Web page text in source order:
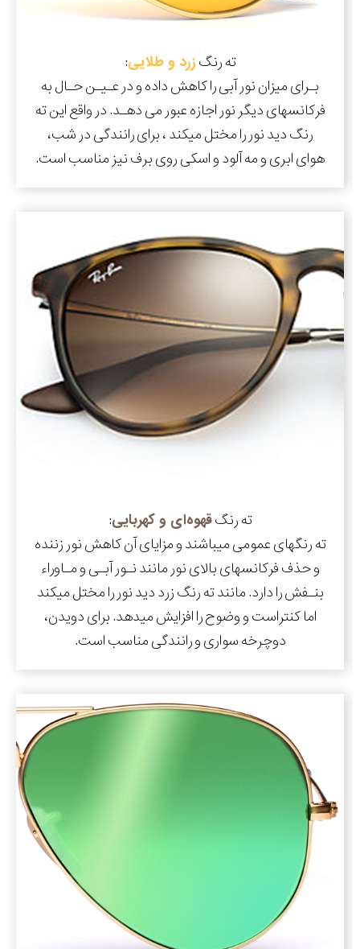
ته رنگزرد و طلایی:
بـرای میزان نور آبی را کاهش داده و در عـیـن حـال به
فرکانسهای دیگر نور اجازه عبور می دهـد. در واقع این ته
رنگ دید نور را مختل میکند ، برای رانندگی در شب،
هوای ابری و مه آلود و اسکی روی برف نیز مناسب است.
ته رنگقهوه‌ای و کهربایی:
ته رنگهای عمومی میباشند و مزایای آن کاهش نور زننده
و حذف فرکانسهای بالای نور مانند نـور آبـی و مـاوراء
بنـفش را دارد. مانند ته رنگ زرد دید نور را مختل میکند
اما کنتراست و وضوح را افزایش میدهد. برای دویدن،
دوچرخه سواری و رانندگی مناسب است.